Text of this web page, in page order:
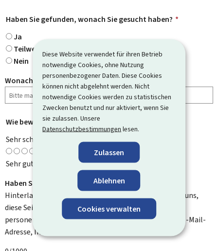
Diese Website verwendet für ihren Betrieb
notwendige Cookies, ohne Nutzung
personenbezogener Daten. Diese Cookies
können nicht abgelehnt werden. Nicht
notwendige Cookies werden zu statistischen
Zwecken benutzt und nur aktiviert, wenn Sie
sie zulassen. Unsere
Datenschutzbestimmungen lesen.
Zulassen
Ablehnen
Cookies verwalten
Haben Sie gefunden, wonach Sie gesucht haben? *
Ja
Teilweise
Nein
Wonach haben Sie gesucht?
Wie bewerten Sie diese Seite?
Sehr schlecht
Sehr gut
Haben Sie Verbesserungsvorschläge?
Hinterlassen Sie uns einen Kommentar und helfen Sie uns,
diese Seite zu verbessern. Bitte geben Sie keine
personenbezogenen Daten an, wie zum Beispiel Ihre E-Mail-
Adresse, Ihren Namen oder Ihre Telefonnummer.